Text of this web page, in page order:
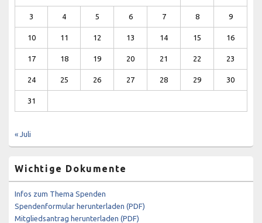
3 4 5 6 7 8 9
10 11 12 13 14 15 16
17 18 19 20 21 22 23
24 25 26 27 28 29 30
31
« Juli
Wichtige Dokumente
Infos zum Thema Spenden
Spendenformular herunterladen (PDF)
Mitgliedsantrag herunterladen (PDF)